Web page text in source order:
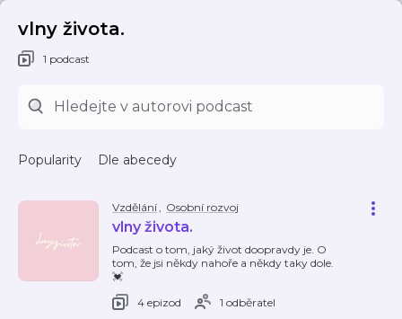
vlny života.
1 podcast
Popularity Dle abecedy
Vzdělání, Osobní rozvoj
vlny života.
Podcast o tom, jaký život doopravdy je. O
tom, že jsi někdy nahoře a někdy taky dole.
💓
4 epizod
1 odběratel